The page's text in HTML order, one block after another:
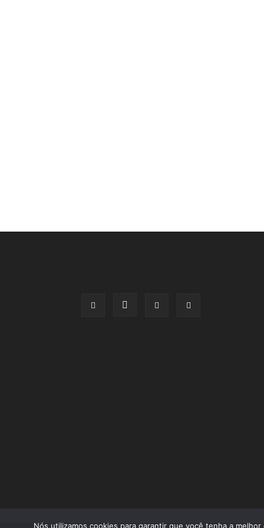
Nós utilizamos cookies para garantir que você tenha a